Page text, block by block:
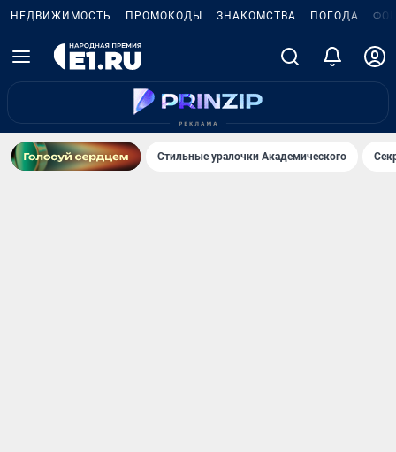
НЕДВИЖИМОСТЬ ПРОМОКОДЫ ЗНАКОМСТВА ПОГОДА
Стильные уралочки Академического